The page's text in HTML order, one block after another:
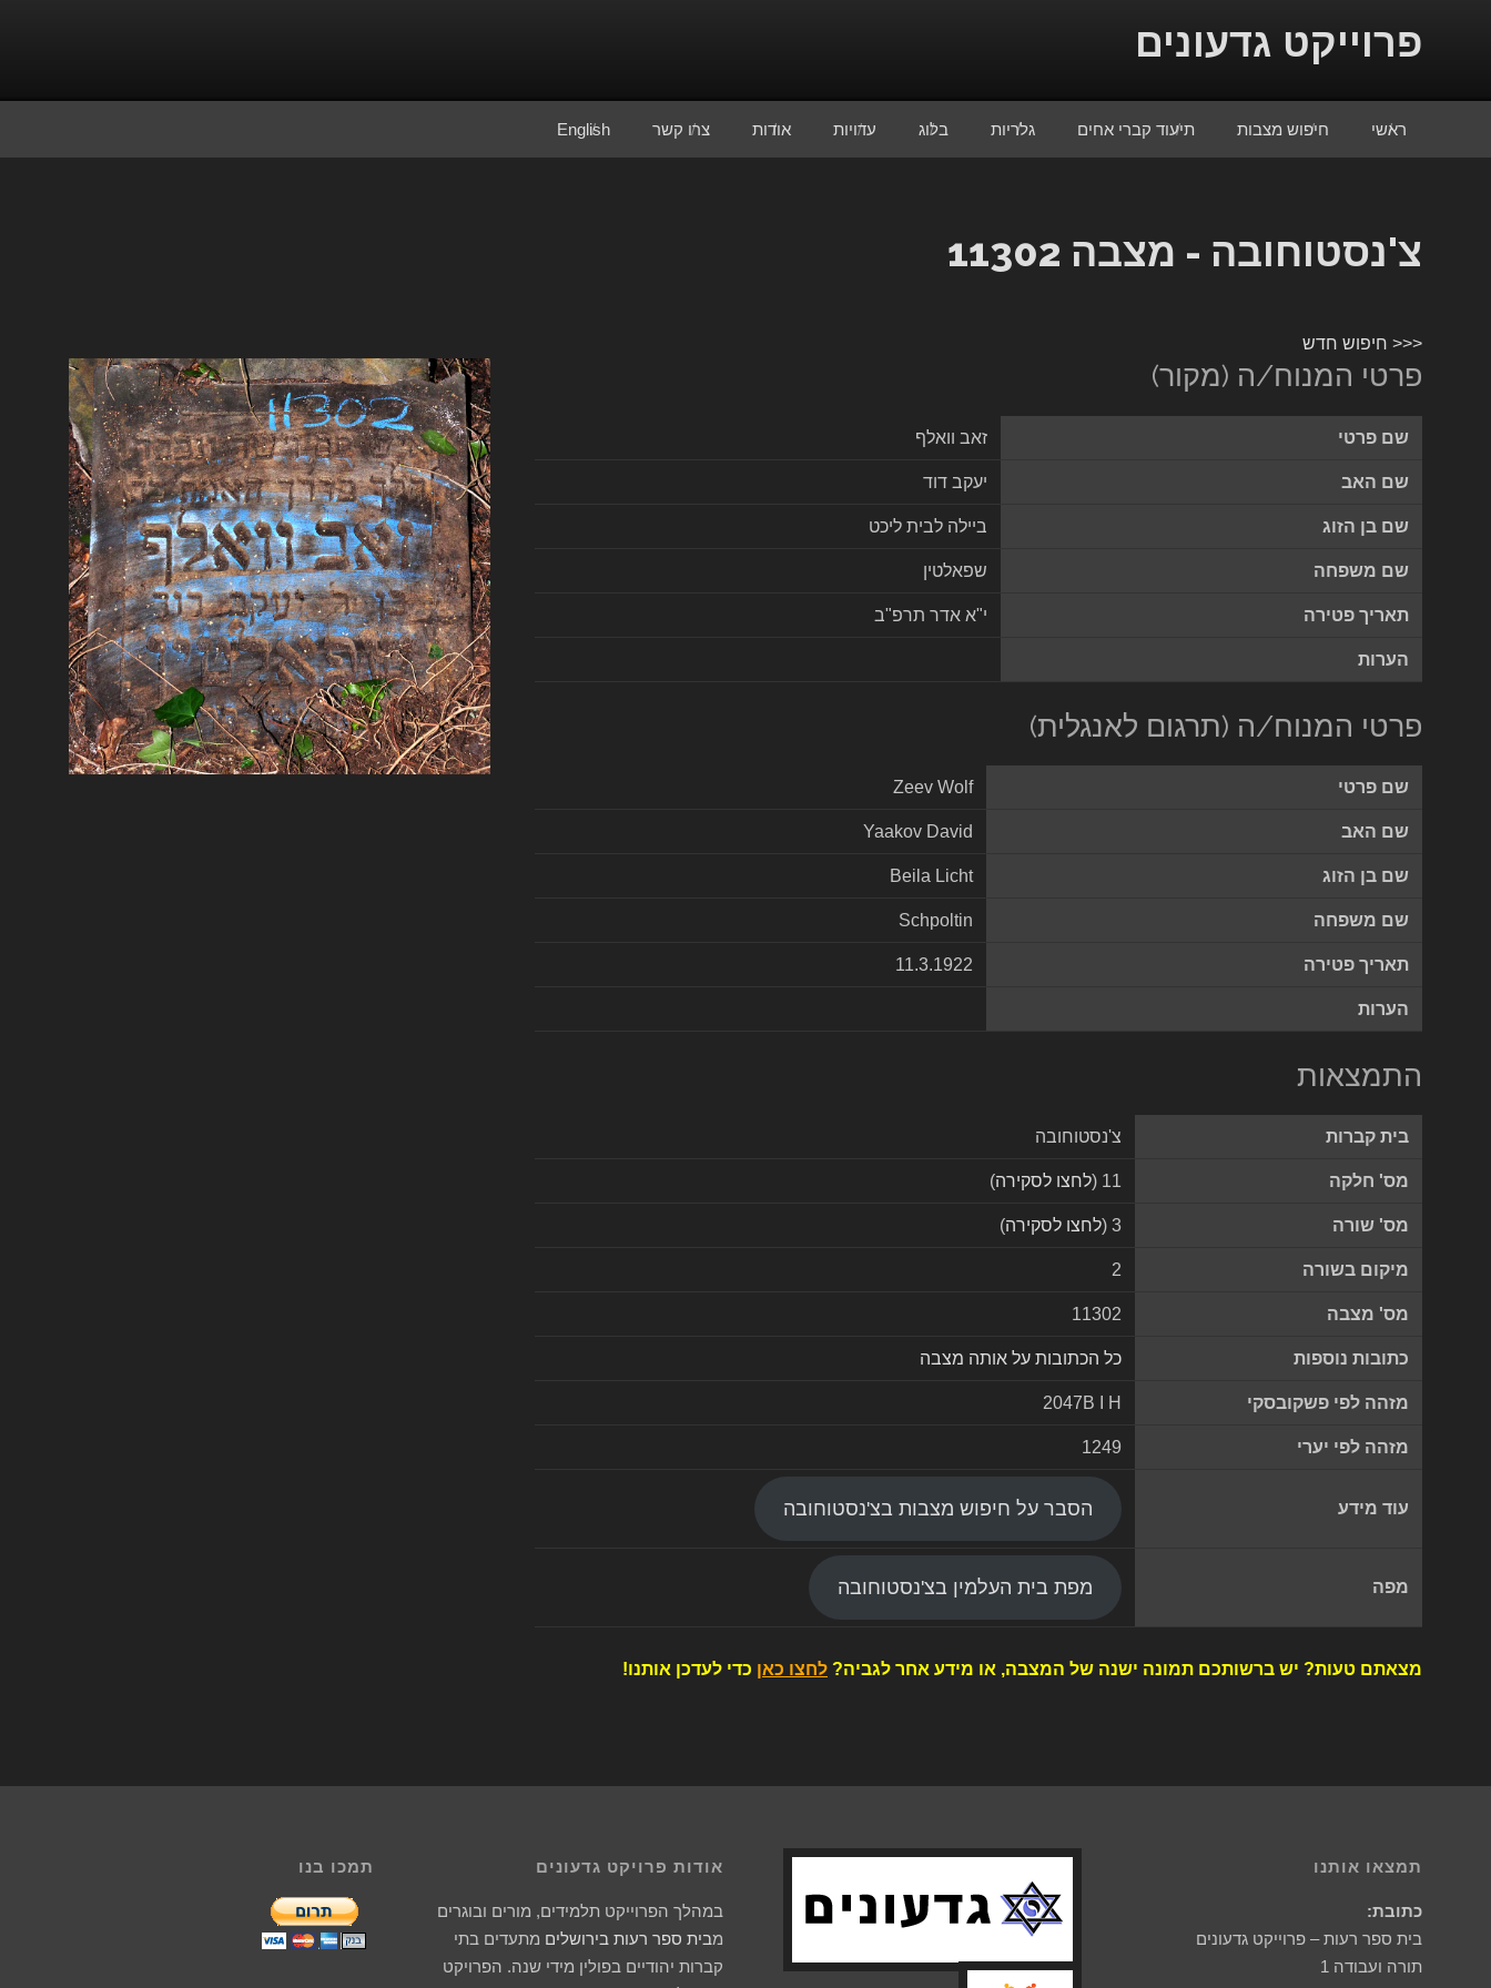
פרוייקט גדעונים
ראשי חיפוש מצבות תיעוד קברי אחים גלריות בלוג עדויות אודות צרו קשר English
צ'נסטוחובה - מצבה 11302
<<< חיפוש חדש
פרטי המנוח/ה (מקור)
שם פרטי זאב וואלף
שם האב יעקב דוד
שם בן הזוג ביילה לבית ליכט
שם משפחה שפאלטין
תאריך פטירה י"א אדר תרפ"ב
הערות
פרטי המנוח/ה (תרגום לאנגלית)
שם פרטי Zeev Wolf
שם האב Yaakov David
שם בן הזוג Beila Licht
שם משפחה Schpoltin
תאריך פטירה 11.3.1922
הערות
התמצאות
בית קברות צ'נסטוחובה
מס' חלקה 11 ( לחצו לסקירה)
מס' שורה 3 ( לחצו לסקירה)
מיקום בשורה 2
מס' מצבה 11302
כתובות נוספות כל הכתובות על אותה מצבה
מזהה לפי פשקובסקי 2047B I H
מזהה לפי יערי 1249
עוד מידע הסבר על חיפוש מצבות בצ'נסטוחובה
מפה מפת בית העלמין בצ'נסטוחובה
מצאתם טעות? יש ברשותכם תמונה ישנה של המצבה, או מידע אחר לגביה? לחצו כאן כדי לעדכן אותנו!
תמצאו אותנו
כתובת:
בית ספר רעות – פרוייקט גדעונים
תורה ועבודה 1
אודות פרויקט גדעונים
במהלך הפרוייקט תלמידים, מורים ובוגרים
מבית ספר רעות בירושלים מתעדים בתי
קברות יהודיים בפולין מידי שנה. הפרויקט
תמכו בנו